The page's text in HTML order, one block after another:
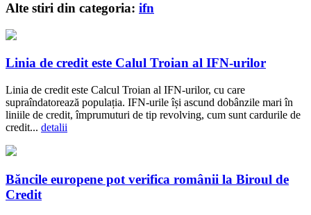
Alte stiri din categoria: ifn
Linia de credit este Calul Troian al IFN-urilor
Linia de credit este Calcul Troian al IFN-urilor, cu care
supraîndatorează populația. IFN-urile își ascund dobânzile mari în
liniile de credit, împrumuturi de tip revolving, cum sunt cardurile de
credit... detalii
Băncile europene pot verifica românii la Biroul de
Credit